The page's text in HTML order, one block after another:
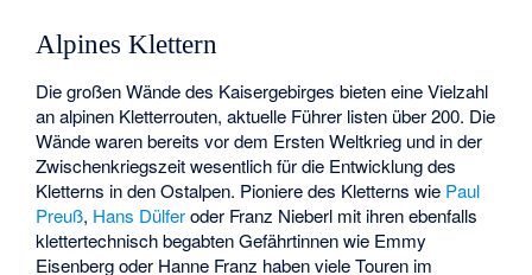
Alpines Klettern
Die großen Wände des Kaisergebirges bieten eine Vielzahl
an alpinen Kletterrouten, aktuelle Führer listen über 200. Die
Wände waren bereits vor dem Ersten Weltkrieg und in der
Zwischenkriegszeit wesentlich für die Entwicklung des
Kletterns in den Ostalpen. Pioniere des Kletterns wie Paul
Preuß, Hans Dülferoder Franz Nieberl mit ihren ebenfalls
klettertechnisch begabten Gefährtinnen wie Emmy
Eisenbergoder Hanne Franz haben viele Touren im